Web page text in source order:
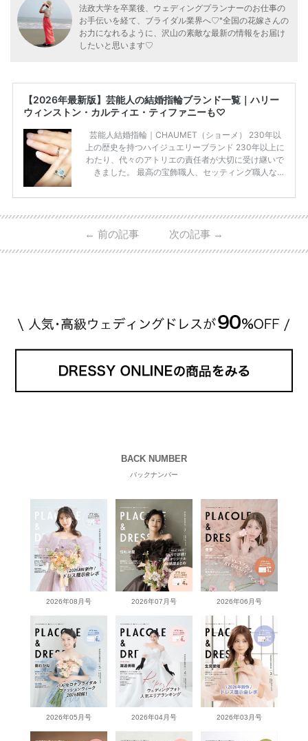
法政大学を卒業後、ウェディングプランナーのお仕事の
お手伝いを経て、ブライダル業界へ♡*全国の花嫁さんの
お力になれるように、沢山の素敵な最新の情報をお届け
したいと思います♡
【2026年最新版】芸能人の結婚指輪ブランド一覧｜ハリー
ウィンストン・カルティエ・ティファニーも♡
芸能人結婚指輪｜CHAUMET（ショーメ） 230年以
上の歴史を持つハイジュエリーブランド 230年以上に
わたり、代々のアトリエの責任者が大切に受け継いで
きました。 最高の宝飾職人、セッティング職人な
高品質の宝石を扱っています。 至高のデザインと品
ん・魔裟斗さんの婚約指輪 魔裟斗さんが矢沢さんに
贈られた指輪は1カラットのものです。 ショーメの価
← 前の記事 次の記事 →
BACK NUMBER
バックナンバー
2026年08月号 2026年07月号 2026年06月号
2026年05月号 2026年04月号 2026年03月号